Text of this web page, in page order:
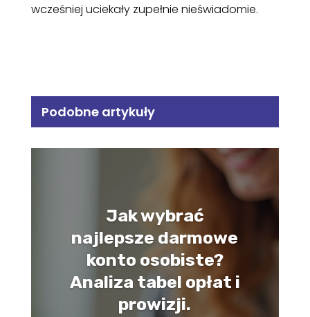
wcześniej uciekały zupełnie nieświadomie.
Podobne artykuły
Jak wybrać
najlepsze darmowe
konto osobiste?
Analiza tabel opłat i
prowizji.